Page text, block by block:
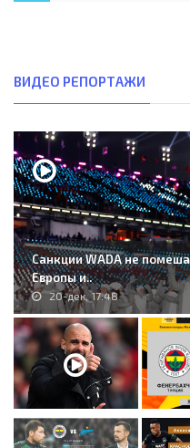
ВИДЕО РЕПОРТАЖИ
Санкции WADA не
Европы и..
20-дек, 17:48